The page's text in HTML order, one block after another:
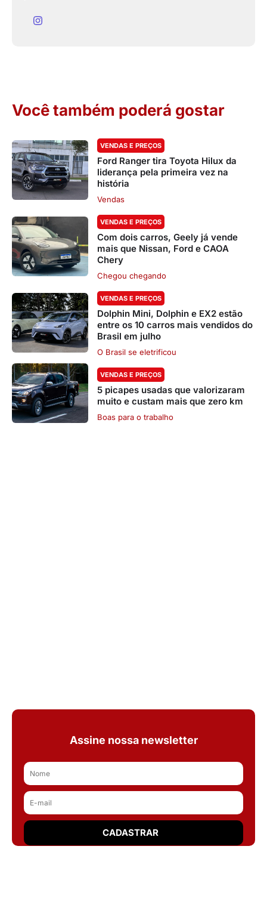
Você também poderá gostar
VENDAS E PREÇOS
Ford Ranger tira Toyota Hilux da
liderança pela primeira vez na
história
Vendas
VENDAS E PREÇOS
Com dois carros, Geely já vende
mais que Nissan, Ford e CAOA
Chery
Chegou chegando
VENDAS E PREÇOS
Dolphin Mini, Dolphin e EX2 estão
entre os 10 carros mais vendidos do
Brasil em julho
O Brasil se eletrificou
VENDAS E PREÇOS
5 picapes usadas que valorizaram
muito e custam mais que zero km
Boas para o trabalho
Assine nossa newsletter